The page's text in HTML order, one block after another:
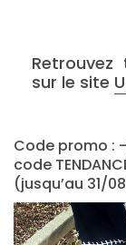
sur le site
Code promo :
code
(jusqu’au 31/